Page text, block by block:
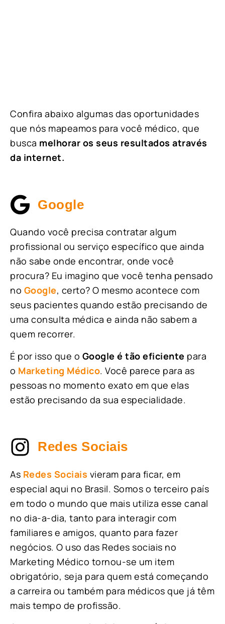
Confira abaixo algumas das oportunidades
que nós mapeamos para você médico, que
busca melhorar os seus resultados através
da internet.
Google
Quando você precisa contratar algum
profissional ou serviço específico que ainda
não sabe onde encontrar, onde você
procura? Eu imagino que você tenha pensado
no Google, certo? O mesmo acontece com
seus pacientes quando estão precisando de
uma consulta médica e ainda não sabem a
quem recorrer.
É por isso que o Google é tão eficiente para
o Marketing Médico. Você parece para as
pessoas no momento exato em que elas
estão precisando da sua especialidade.
Redes Sociais
As Redes Sociais vieram para ficar, em
especial aqui no Brasil. Somos o terceiro país
em todo o mundo que mais utiliza esse canal
no dia-a-dia, tanto para interagir com
familiares e amigos, quanto para fazer
negócios. O uso das Redes sociais no
Marketing Médico tornou-se um item
obrigatório, seja para quem está começando
a carreira ou também para médicos que já têm
mais tempo de profissão.